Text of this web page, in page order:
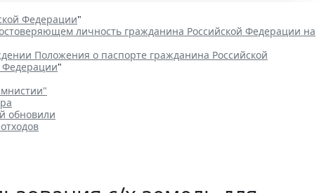
Федерации"
личность гражданина Российской Федерации на
Положения о паспорте гражданина Российской
Федерации"
обновили